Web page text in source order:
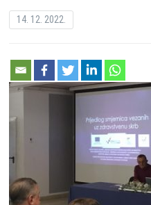
14. 12. 2022.